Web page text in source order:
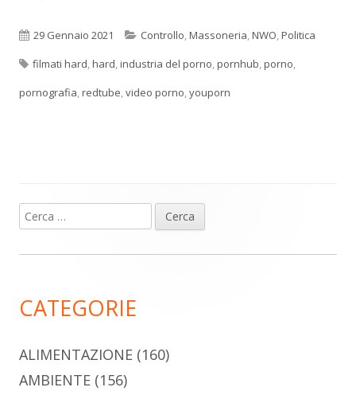
Pubblicato
29 Gennaio 2021 Categorie
Controllo,Massoneria,NWO,Politica
Tag
filmati hard,hard,industria del porno,pornhub,porno,
pornografia,redtube,video porno,youporn
Barra
laterale
Ricerca
per:
CATEGORIE
ALIMENTAZIONE (160)
AMBIENTE (156)